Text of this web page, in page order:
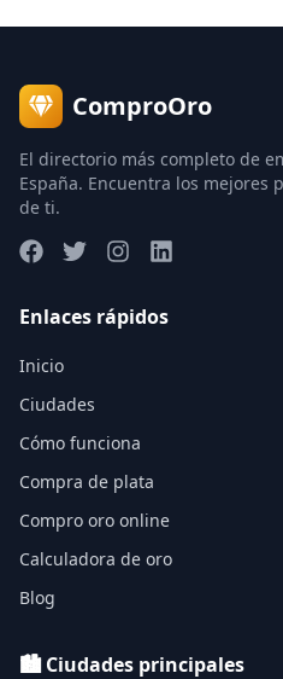
ComproOro
El directorio más completo de
España. Encuentra los mejores
de ti.
Enlaces rápidos
Inicio
Ciudades
Cómo funciona
Compra de plata
Compro oro online
Calculadora de oro
Blog
🏙️ Ciudades principales